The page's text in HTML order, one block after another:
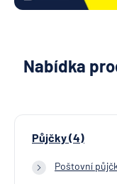
Nabídka
Půjčky (4)
Poštovní